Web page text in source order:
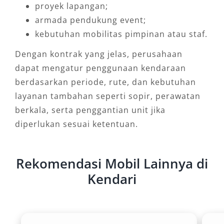
proyek lapangan;
armada pendukung event;
kebutuhan mobilitas pimpinan atau staf.
Dengan kontrak yang jelas, perusahaan
dapat mengatur penggunaan kendaraan
berdasarkan periode, rute, dan kebutuhan
layanan tambahan seperti sopir, perawatan
berkala, serta penggantian unit jika
diperlukan sesuai ketentuan.
Rekomendasi Mobil Lainnya di
Kendari